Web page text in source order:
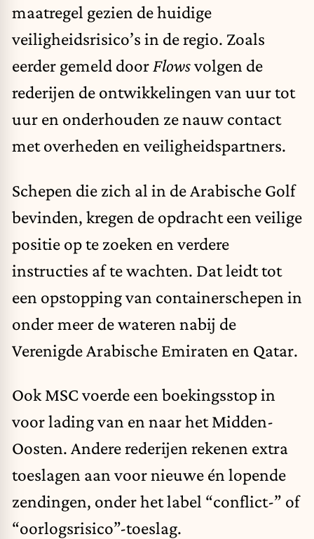
maatregel gezien de huidige
veiligheidsrisico’s in de regio. Zoals
eerder gemeld door Flowsvolgen de
rederijen de ontwikkelingen van uur tot
uur en onderhouden ze nauw contact
met overheden en veiligheidspartners.
Schepen die zich al in de Arabische Golf
bevinden, kregen de opdracht een veilige
positie op te zoeken en verdere
instructies af te wachten. Dat leidt tot
een opstopping van containerschepen in
onder meer de wateren nabij de
Verenigde Arabische Emiraten en Qatar.
Ook MSC voerde een boekingsstop in
voor lading van en naar het Midden-
Oosten. Andere rederijen rekenen extra
toeslagen aan voor nieuwe én lopende
zendingen, onder het label “conflict-” of
“oorlogsrisico”-toeslag.